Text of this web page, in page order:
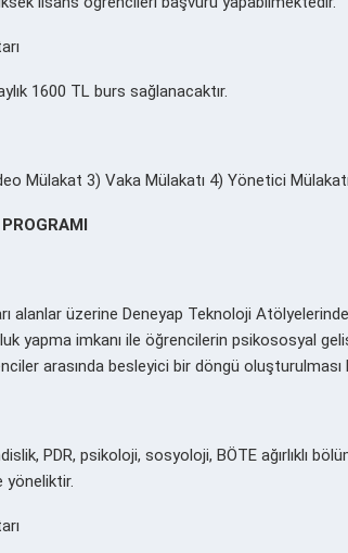
1600 TL burs sağlanacaktır.
Mülakat 3) Vaka Mülakatı 4) Yönetici Mülakatı
alanlar üzerine Deneyap Teknoloji
yapma imkanı ile öğrencilerin psikososyal
arasında besleyici bir döngü
PDR, psikoloji, sosyoloji, BÖTE ağırlıklı
yöneliktir.